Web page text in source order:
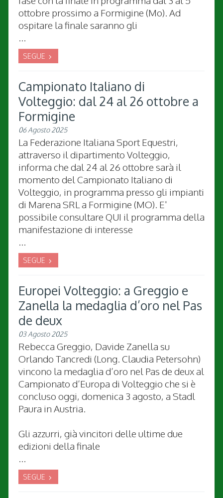
ottobre prossimo a Formigine (Mo). Ad
ospitare la finale saranno gli
...
SEGUE
Campionato Italiano di
Volteggio: dal 24 al 26 ottobre a
Formigine
06 Agosto 2025
La Federazione Italiana Sport Equestri,
attraverso il dipartimento Volteggio,
informa che dal 24 al 26 ottobre sarà il
momento del Campionato Italiano di
Volteggio, in programma presso gli impianti
di Marena SRL a Formigine (MO). E'
possibile consultare QUI il programma della
manifestazione di interesse
...
SEGUE
Europei Volteggio: a Greggio e
Zanella la medaglia d’oro nel Pas
de deux
03 Agosto 2025
Rebecca Greggio, Davide Zanella su
Orlando Tancredi (Long. Claudia Petersohn)
vincono la medaglia d’oro nel Pas de deux al
Campionato d’Europa di Volteggio che si è
concluso oggi, domenica 3 agosto, a Stadl
Paura in Austria.
Gli azzurri, già vincitori delle ultime due
edizioni della finale
...
SEGUE